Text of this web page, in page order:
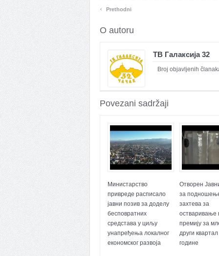
‹ Prethodni
O autoru
ТВ Галаксија 32
Broj objavljenih
Povezani sadržaji
Министарство
привреде расписало
јавни позив за доделу
бесповратних
средстава у циљу
унапређења локалног
економског развоја
Отворен
за
захтева за
остваривање
премију за
други
године